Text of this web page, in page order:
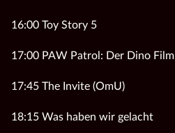
16:00 Toy Story 5
17:00 PAW Patrol: Der Dino Film
17:45 The Invite (OmU)
18:15 Was haben wir gelacht